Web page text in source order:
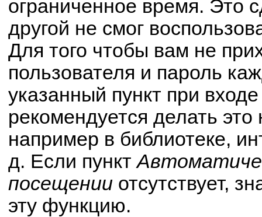
ограниченное время. Это
другой не смог
Для того чтобы вам не
пользователя и пароль
указанный пункт при
рекомендуется делать
например в библиотеке,
д. Если пункт
посещении отсутствует,
эту функцию.